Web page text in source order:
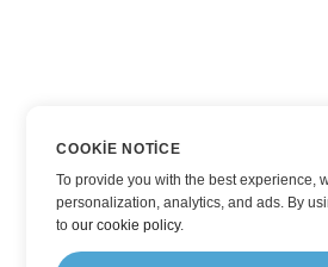
COOKIE NOTICE
To provide you with the best experience,
personalization, analytics, and ads. By
toour cookie policy.